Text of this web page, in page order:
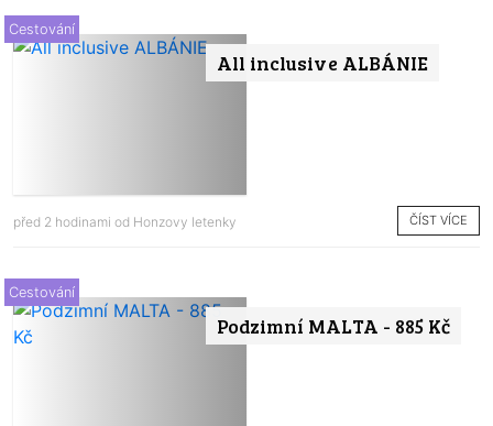
All inclusive ALBÁNIE
Cestování
před 2 hodinami od Honzovy letenky ČÍST VÍCE
Podzimní MALTA - 885 Kč
Cestování